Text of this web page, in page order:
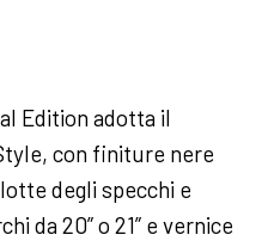
Edition adotta il
con finiture nere
degli specchi e
da 20” o 21” e vernice